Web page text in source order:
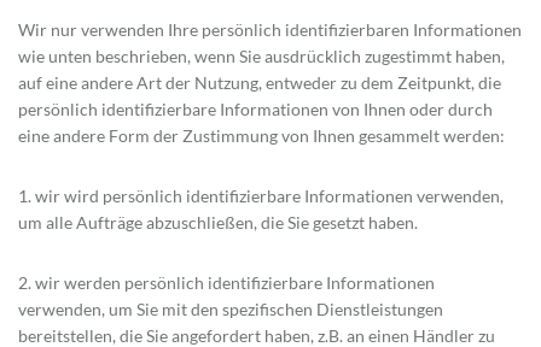
Wir nur verwenden Ihre persönlich identifizierbaren Informationen
wie unten beschrieben, wenn Sie ausdrücklich zugestimmt haben,
auf eine andere Art der Nutzung, entweder zu dem Zeitpunkt, die
persönlich identifizierbare Informationen von Ihnen oder durch
eine andere Form der Zustimmung von Ihnen gesammelt werden:
1. wir wird persönlich identifizierbare Informationen verwenden,
um alle Aufträge abzuschließen, die Sie gesetzt haben.
2. wir werden persönlich identifizierbare Informationen
verwenden, um Sie mit den spezifischen Dienstleistungen
bereitstellen, die Sie angefordert haben, z.B. an einen Händler zu